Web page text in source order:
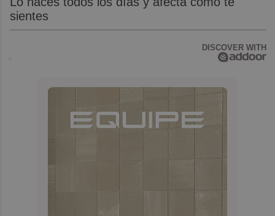
sientes
DISCOVER WITH